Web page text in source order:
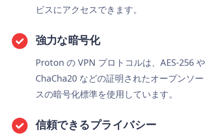
ビスにアクセスできます。
強力な暗号化
Proton の VPN プロトコルは、AES-256 や
ChaCha20 などの証明されたオープンソー
スの暗号化標準を使用しています。
信頼できるプライバシー